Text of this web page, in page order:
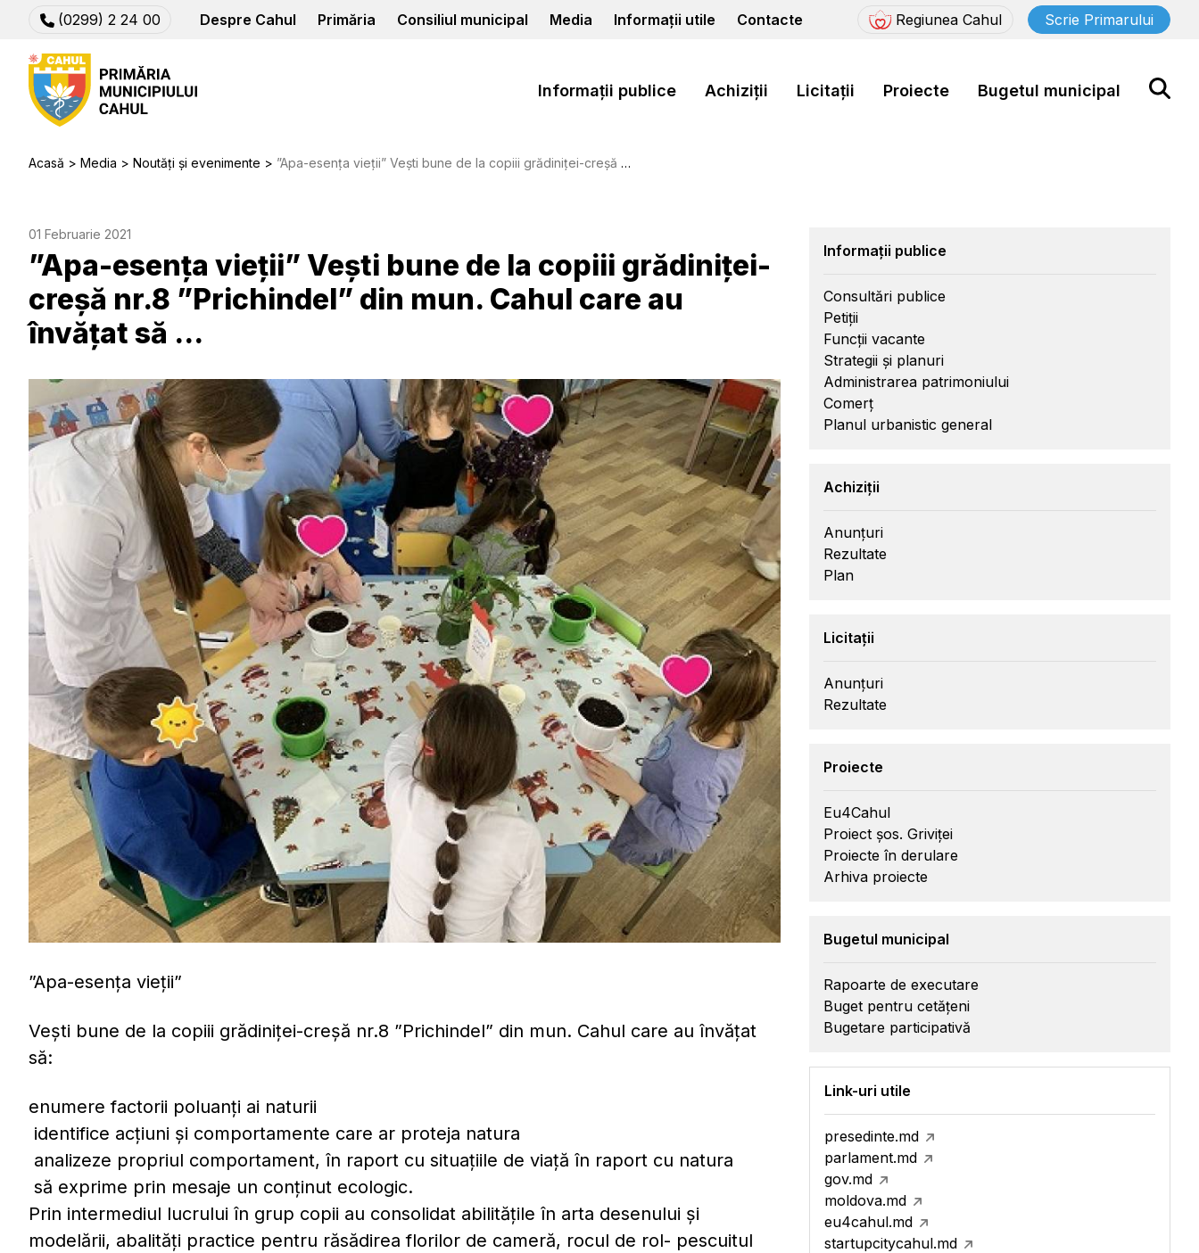
(0299) 2 24 00 Despre Cahul Primăria Consiliul municipal Media Informații utile Contacte Regiunea Cahul Scrie Primarului
Informații publice Achiziții Licitații Proiecte Bugetul municipal
Acasă Media Noutăți și evenimente ”Apa-esența vieții” Vești bune de la copiii grădiniței-creșă nr.8 ”Prichindel” din mun. Cahul care au învățat să ...
01 Februarie 2021
”Apa-esența vieții” Vești bune de la copiii grădiniței-
creșă nr.8 ”Prichindel” din mun. Cahul care au
învățat să ...
”Apa-esența vieții”
Vești bune de la copiii grădiniței-creșă nr.8 ”Prichindel” din mun. Cahul care au învățat
să:
enumere factorii poluanți ai naturii
identifice acțiuni și comportamente care ar proteja natura
analizeze propriul comportament, în raport cu situațiile de viață în raport cu natura
să exprime prin mesaje un conținut ecologic.
Prin intermediul lucrului în grup copii au consolidat abilitățile în arta desenului și
modelării, abalități practice pentru răsădirea florilor de cameră, rocul de rol- pescuitul
Informații publice
Consultări publice
Petiții
Funcții vacante
Strategii și planuri
Administrarea patrimoniului
Comerț
Planul urbanistic general
Achiziții
Anunțuri
Rezultate
Plan
Licitații
Anunțuri
Rezultate
Proiecte
Eu4Cahul
Proiect șos. Griviței
Proiecte în derulare
Arhiva proiecte
Bugetul municipal
Rapoarte de executare
Buget pentru cetățeni
Bugetare participativă
Link-uri utile
presedinte.md
parlament.md
gov.md
moldova.md
eu4cahul.md
startupcitycahul.md